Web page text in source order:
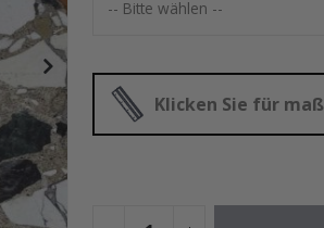
Special
Price
29,00 €
Klicken Sie für